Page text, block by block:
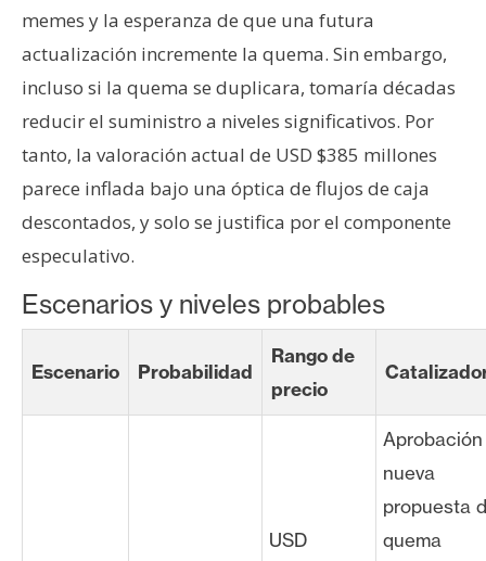
memes y la esperanza de que una futura
actualización incremente la quema. Sin embargo,
incluso si la quema se duplicara, tomaría décadas
reducir el suministro a niveles significativos. Por
tanto, la valoración actual de USD $385 millones
parece inflada bajo una óptica de flujos de caja
descontados, y solo se justifica por el componente
especulativo.
Escenarios y niveles probables
Escenario Probabilidad
Rango de
precio
USD
nueva
propuesta
quema